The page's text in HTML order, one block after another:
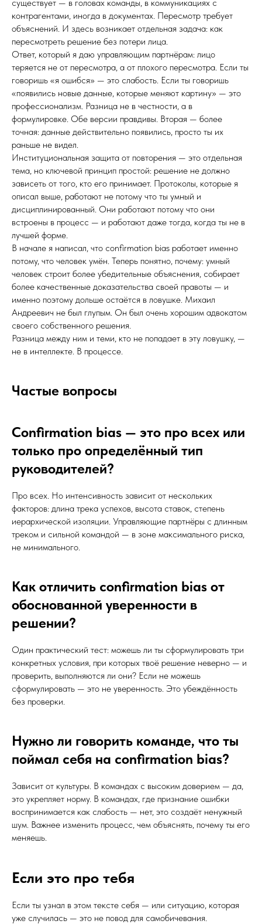
существует — в головах команды, в коммуникациях с
контрагентами, иногда в документах. Пересмотр требует
объяснений. И здесь возникает отдельная задача: как
пересмотреть решение без потери лица.
Ответ, который я даю управляющим партнёрам: лицо
теряется не от пересмотра, а от плохого пересмотра. Если ты
говоришь «я ошибся» — это слабость. Если ты говоришь
«появились новые данные, которые меняют картину» — это
профессионализм. Разница не в честности, а в
формулировке. Обе версии правдивы. Вторая — более
точная: данные действительно появились, просто ты их
раньше не видел.
Институциональная защита от повторения — это отдельная
тема, но ключевой принцип простой: решение не должно
зависеть от того, кто его принимает. Протоколы, которые я
описал выше, работают не потому что ты умный и
дисциплинированный. Они работают потому что они
встроены в процесс — и работают даже тогда, когда ты не в
лучшей форме.
В начале я написал, что confirmation bias работает именно
потому, что человек умён. Теперь понятно, почему: умный
человек строит более убедительные объяснения, собирает
более качественные доказательства своей правоты — и
именно поэтому дольше остаётся в ловушке. Михаил
Андреевич не был глупым. Он был очень хорошим адвокатом
своего собственного решения.
Разница между ним и теми, кто не попадает в эту ловушку, —
не в интеллекте. В процессе.
Частые вопросы
Confirmation bias — это про всех или
только про определённый тип
руководителей?
Про всех. Но интенсивность зависит от нескольких
факторов: длина трека успехов, высота ставок, степень
иерархической изоляции. Управляющие партнёры с длинным
треком и сильной командой — в зоне максимального риска,
не минимального.
Как отличить confirmation bias от
обоснованной уверенности в
решении?
Один практический тест: можешь ли ты сформулировать три
конкретных условия, при которых твоё решение неверно — и
проверить, выполняются ли они? Если не можешь
сформулировать — это не уверенность. Это убеждённость
без проверки.
Нужно ли говорить команде, что ты
поймал себя на confirmation bias?
Зависит от культуры. В командах с высоким доверием — да,
это укрепляет норму. В командах, где признание ошибки
воспринимается как слабость — нет, это создаёт ненужный
шум. Важнее изменить процесс, чем объяснять, почему ты его
меняешь.
Если это про тебя
Если ты узнал в этом тексте себя — или ситуацию, которая
уже случилась — это не повод для самобичевания.